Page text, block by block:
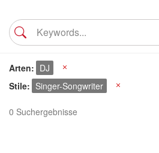
Arten DJ
Stile
Singer-Songwriter
0 Suchergebnisse